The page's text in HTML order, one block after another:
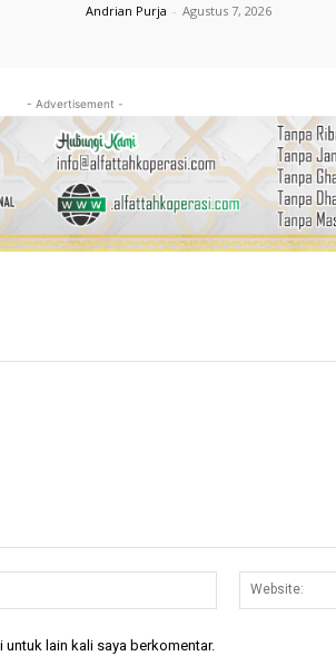
Andrian Purja - Agustus 7, 2026
- Advertisement -
Email:*
lain kali saya berkomentar.